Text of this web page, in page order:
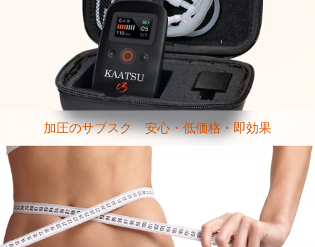
加圧のサブスク 安心・低価格・即効果